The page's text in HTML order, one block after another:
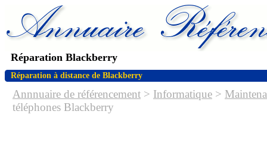
Réparation Blackberry
Réparation à distance de Blackberry
Annnuaire de référencement > Informatique >
téléphones Blackberry